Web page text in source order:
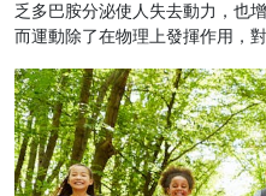
乏多巴胺分泌使人失去動力，也
而運動除了在物理上發揮作用，